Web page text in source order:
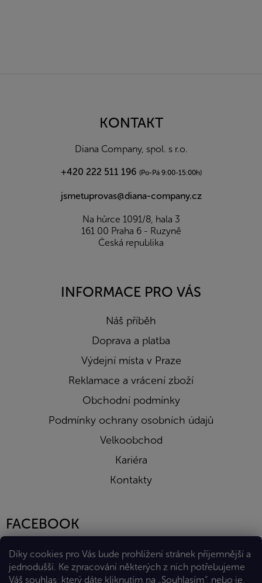
Díky cookies pro Vás bude prohlížení stránek příjemnější a
jednodušší. Ke zpracování některých z nich potřebujeme
Váš souhlas, který dáte kliknutím na „Souhlasím“, nebo je
KONTAKT
Diana Company, spol. s r.o.
+420 222 511 196 (Po-Pá 9:00-15:00h)
jsmetuprovas@diana-company.cz
Na hůrce 1091/8, hala 3
161 00 Praha 6 - Ruzyně
Česká republika
INFORMACE PRO VÁS
Náš příběh
Doprava a platba
Výdejní místa v Praze
Reklamace a vrácení zboží
Obchodní podmínky
Podmínky ochrany osobních údajů
Velkoobchod
Kariéra
Kontakty
FACEBOOK